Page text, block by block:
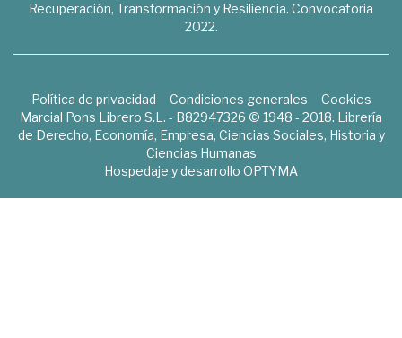
Recuperación, Transformación y Resiliencia. Convocatoria
2022.
Política de privacidad Condiciones generales
Cookies
Marcial Pons Librero S.L. - B82947326 © 1948 - 2018. Librería
de Derecho, Economía, Empresa, Ciencias Sociales, Historia y
Ciencias Humanas
Hospedaje y desarrollo OPTYMA